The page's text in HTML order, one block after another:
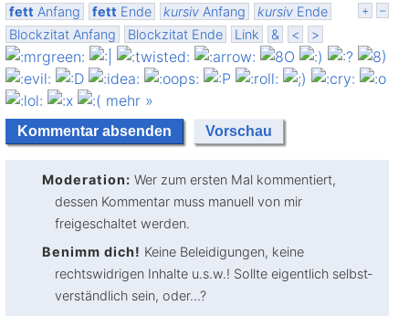
+ –
fett Anfang fett Ende kursiv Anfang kursiv Ende
Blockzitat Anfang
Blockzitat Ende Link & < >
mehr »
Moderation: Wer zum ersten Mal kommentiert,
dessen Kommentar muss manuell von mir
freigeschaltet werden.
Benimm dich! Keine Beleidigungen, keine
rechtswidrigen Inhalte u.s.w.! Sollte eigentlich selbst­
verständlich sein, oder...?